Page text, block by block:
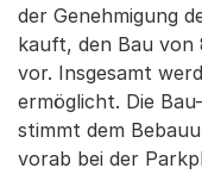
der Genehmigung
kauft, den Bau von
vor. Insgesamt
ermöglicht. Die
stimmt dem
vorab bei der